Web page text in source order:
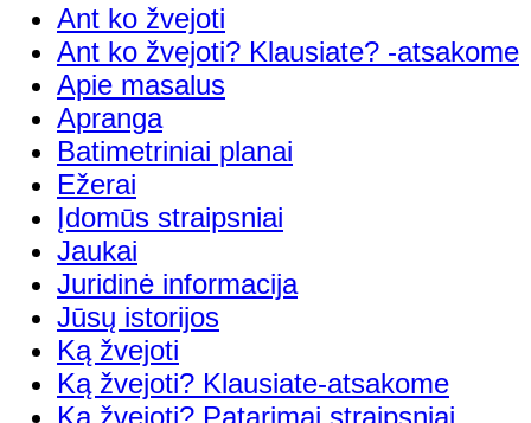
Ant ko žvejoti
Ant ko žvejoti? Klausiate? -atsakome
Apie masalus
Apranga
Batimetriniai planai
Ežerai
Įdomūs straipsniai
Jaukai
Juridinė informacija
Jūsų istorijos
Ką žvejoti
Ką žvejoti? Klausiate-atsakome
Ką žvejoti? Patarimai,straipsniai